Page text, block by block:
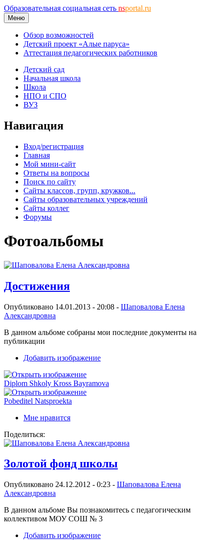
Образовательная социальная сеть nsportal.ru
Меню
Обзор возможностей
Детский проект «Алые паруса»
Аттестация педагогических работников
Детский сад
Начальная школа
Школа
НПО и СПО
ВУЗ
Навигация
Вход/регистрация
Главная
Мой мини-сайт
Ответы на вопросы
Поиск по сайту
Сайты классов, групп, кружков...
Сайты образовательных учреждений
Сайты коллег
Форумы
Фотоальбомы
Достижения
Опубликовано 14.01.2013 - 20:08 - Шаповалова Елена
Александровна
В данном альбоме собраны мои последние документы на
публикации
Добавить изображение
Diplom Shkoly Kross Bayramova
Pobeditel Natsproekta
Мне нравится
Поделиться:
Золотой фонд школы
Опубликовано 24.12.2012 - 0:23 - Шаповалова Елена
Александровна
В данном альбоме Вы познакомитесь с педагогическим
коллективом МОУ СОШ № 3
Добавить изображение